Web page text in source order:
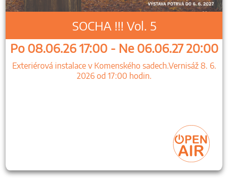
SOCHA !!! Vol. 5
Po 08.06.26 17:00 - Ne 06.06.27 20:00
Exteriérová instalace v Komenského sadech.Vernisáž 8. 6.
2026 od 17:00 hodin.